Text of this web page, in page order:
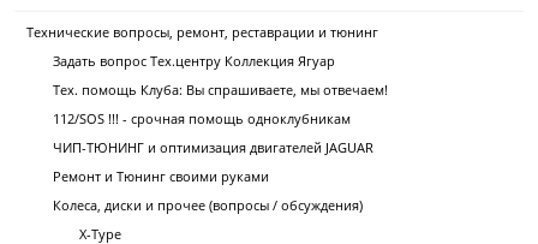
Технические вопросы, ремонт, реставрации и тюнинг
Задать вопрос Тех.центру Коллекция Ягуар
Тех. помощь Клуба: Вы спрашиваете, мы отвечаем!
112/SOS !!! - срочная помощь одноклубникам
ЧИП-ТЮНИНГ и оптимизация двигателей JAGUAR
Ремонт и Тюнинг своими руками
Колеса, диски и прочее (вопросы / обсуждения)
X-Type